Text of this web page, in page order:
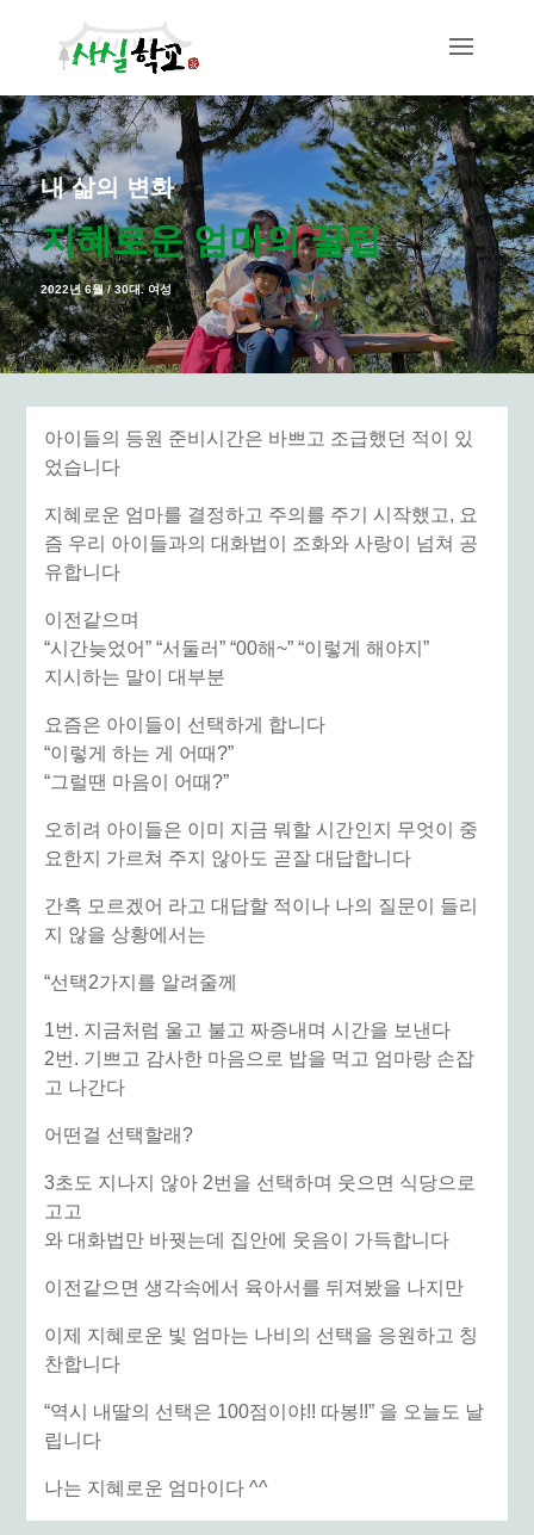
내 삶의 변화
지혜로운 엄마의 꿀팁
2022년 6월 / 30대. 여성
아이들의 등원 준비시간은 바쁘고 조급했던 적이 있
었습니다
지혜로운 엄마를 결정하고 주의를 주기 시작했고, 요
즘 우리 아이들과의 대화법이 조화와 사랑이 넘쳐 공
유합니다
이전같으며
“시간늦었어” “서둘러” “00해~” “이렇게 해야지”
지시하는 말이 대부분
요즘은 아이들이 선택하게 합니다
“이렇게 하는 게 어때?”
“그럴땐 마음이 어때?”
오히려 아이들은 이미 지금 뭐할 시간인지 무엇이 중
요한지 가르쳐 주지 않아도 곧잘 대답합니다
간혹 모르겠어 라고 대답할 적이나 나의 질문이 들리
지 않을 상황에서는
“선택2가지를 알려줄께
1번. 지금처럼 울고 불고 짜증내며 시간을 보낸다
2번. 기쁘고 감사한 마음으로 밥을 먹고 엄마랑 손잡
고 나간다
어떤걸 선택할래?
3초도 지나지 않아 2번을 선택하며 웃으면 식당으로
고고
와 대화법만 바꿧는데 집안에 웃음이 가득합니다
이전같으면 생각속에서 육아서를 뒤져봤을 나지만
이제 지혜로운 빛 엄마는 나비의 선택을 응원하고 칭
찬합니다
“역시 내딸의 선택은 100점이야!! 따봉!!” 을 오늘도 날
립니다
나는 지혜로운 엄마이다 ^^